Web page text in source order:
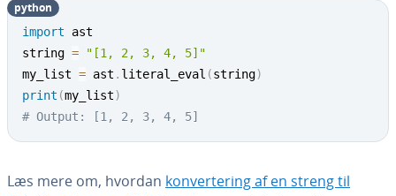
import ast
string =
"[1, 2, 3, 4, 5]"
my_list = ast . literal_eval (string)
print (my_list)
# Output: [1, 2, 3, 4, 5]
python
Læs mere om, hvordan kon­ver­te­ring af en streng til